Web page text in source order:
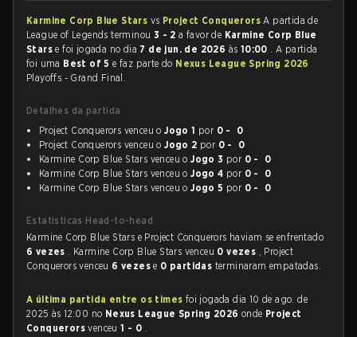
Karmine Corp Blue Stars vs Project ConquerorsA partida de
League of Legends terminou 3 - 2 a favor de Karmine Corp Blue
Starse foi jogada no dia 7 de jun. de 2026 às 10:00 . A partida
foi uma Best of 5e faz parte do Nexus League Spring 2026
Playoffs - Grand Final.
Detalhes da partida
Project Conquerors venceu oJogo 1 por 0 - 0
Project Conquerors venceu oJogo 2 por 0 - 0
Karmine Corp Blue Stars venceu oJogo 3 por 0 - 0
Karmine Corp Blue Stars venceu oJogo 4 por 0 - 0
Karmine Corp Blue Stars venceu oJogo 5 por 0 - 0
Estatísticas Head-to-head
Karmine Corp Blue Stars e Project Conquerors haviam se enfrentado
6 vezes . Karmine Corp Blue Stars venceu 0 vezes , Project
Conquerors venceu 6 vezese 0 partidas terminaram empatadas.
A última partida entre os times foi jogada dia 10 de ago. de
2025 às 12:00 no Nexus League Spring 2026 onde Project
Conquerorsvenceu1 - 0 .